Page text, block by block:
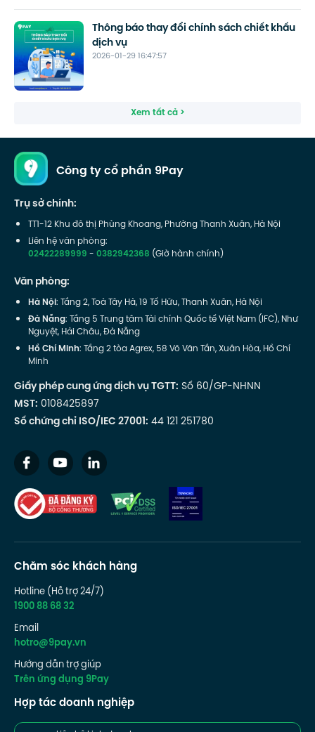
2026-01-29 16:47:57
Thông báo thay đổi chính sách chiết khấu
dịch vụ
Xem tất cả >
Công ty cổ phần 9Pay
Trụ sở chính:
TT1-12 Khu đô thị Phùng Khoang, Phường Thanh Xuân, Hà Nội
Liên hệ văn phòng:
02422289999-0382942368 (Giờ hành chính)
Văn phòng:
Hà Nội: Tầng 2, Toà Tây Hà, 19 Tố Hữu, Thanh Xuân, Hà Nội
Đà Nẵng: Tầng 5 Trung tâm Tài chính Quốc tế Việt Nam (IFC), Như
Nguyệt, Hải Châu, Đà Nẵng
Hồ Chí Minh: Tầng 2 tòa Agrex, 58 Võ Văn Tần, Xuân Hòa, Hồ Chí
Minh
Giấy phép cung ứng dịch vụ TGTT: Số 60/GP-NHNN
MST: 0108425897
Số chứng chỉ ISO/IEC 27001: 44 121 251780
Chăm sóc khách hàng
Hotline (Hỗ trợ 24/7)
1900 88 68 32
Email
hotro@9pay.vn
Hướng dẫn trợ giúp
Trên ứng dụng 9Pay
Hợp tác doanh nghiệp